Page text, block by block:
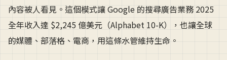
內容被人看見。這個模式讓 Google 的搜尋廣告業務 2025
全年收入達 $2,245 億美元（Alphabet 10-K），也讓全球
的媒體、部落格、電商，用這條水管維持生命。